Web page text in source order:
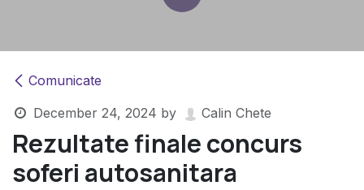
Comunicate
December 24, 2024 by Calin Chete
Rezultate finale concurs
soferi autosanitara